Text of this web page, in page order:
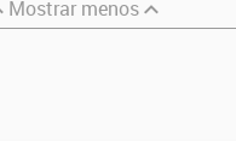
Mostrar menos